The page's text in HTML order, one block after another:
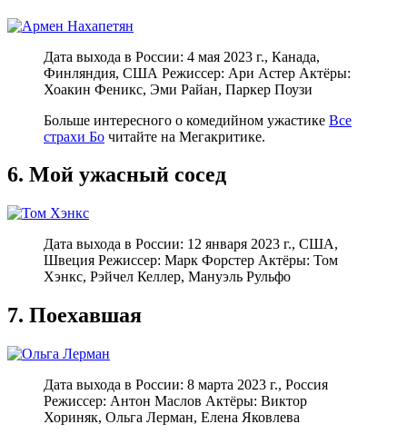
Дата выхода в России: 4 мая 2023 г., Канада,
Финляндия, США Режиссер: Ари Астер Актёры:
Хоакин Феникс, Эми Райан, Паркер Поузи
Больше интересного о комедийном ужастике Все
страхи Бо читайте на Мегакритике.
6. Мой ужасный сосед
Дата выхода в России: 12 января 2023 г., США,
Швеция Режиссер: Марк Форстер Актёры: Том
Хэнкс, Рэйчел Келлер, Мануэль Рульфо
7. Поехавшая
Дата выхода в России: 8 марта 2023 г., Россия
Режиссер: Антон Маслов Актёры: Виктор
Хориняк, Ольга Лерман, Елена Яковлева